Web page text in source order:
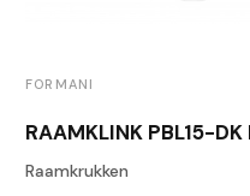
FORMANI
Raamkrukken